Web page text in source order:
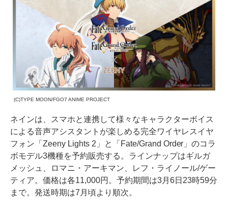
(C)TYPE MOON/FGO7 ANIME PROJECT
ネインは、スマホと連携して様々なキャラクターボイス
による音声アシスタントが楽しめる完全ワイヤレスイヤ
フォン「Zeeny Lights 2」と「Fate/Grand Order」のコラ
ボモデル3機種を予約販売する。ラインナップはギルガ
メッシュ、ロマニ・アーキマン、レフ・ライノール/ゲー
ティア。価格は各11,000円。予約期間は3月6日23時59分
まで。発送時期は7月頃より順次。